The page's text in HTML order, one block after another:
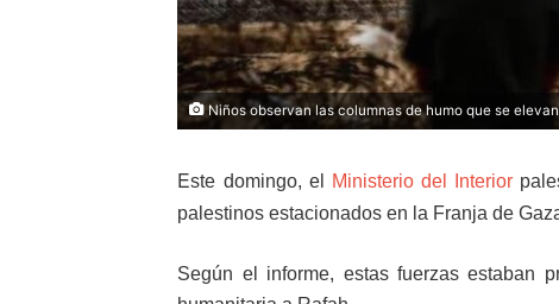
Niños observan las columnas de humo que se
Este domingo, el Ministerio del Interior
palestinos estacionados en la Franja de
Según el informe, estas fuerzas estaban